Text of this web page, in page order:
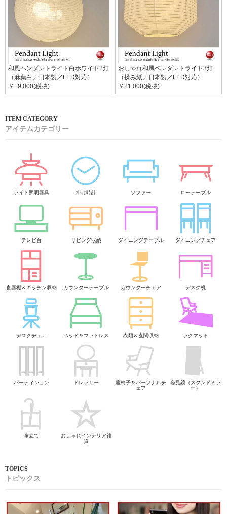
和風ペンダントライト白ホワイト2灯
（麻葉白／日本製／LED対応）
￥19,000(税抜)
おしゃれ和風ペンダントライト3灯
（揉み紙／日本製／LED対応）
￥21,000(税抜)
アイテムカテゴリー
ライト照明器具 掛け時計 ソファー ローテーブル
テレビ台 リビング収納 ダイニングテーブル ダイニングチェア
食器棚＆キッチン収納 カウンターテーブル カウンターチェア デスク机
デスクチェア ベッド＆マットレス 衣類＆玄関収納 ラグマット
パーティション ドレッサー
座椅子＆パーソナルチ
ェア
姿見鏡（スタンドミラ
ー）
傘立て
おしゃれインテリア雑
貨
トピックス